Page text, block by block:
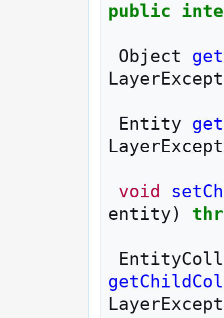
public
Object
Entity
void
entity)